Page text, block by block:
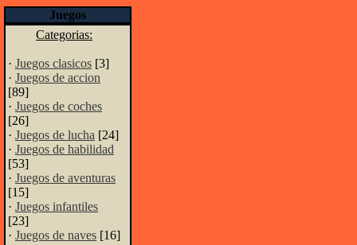
Juegos
Categorias:
· Juegos clasicos [3]
· Juegos de accion
[89]
· Juegos de coches
[26]
· Juegos de lucha [24]
· Juegos de habilidad
[53]
· Juegos de aventuras
[15]
· Juegos infantiles
[23]
· Juegos de naves [16]